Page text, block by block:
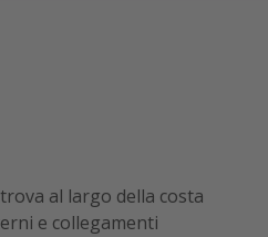
al largo della costa
e collegamenti